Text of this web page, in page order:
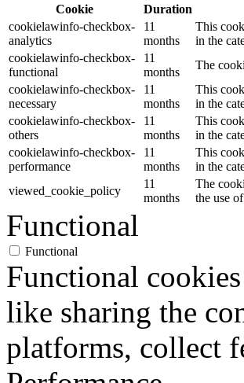
Cookie
Duration
cookielawinfo-checkbox-
analytics
11
months
This
in the
cookielawinfo-checkbox-
functional
11
months
The
cookielawinfo-checkbox-
necessary
11
months
This
in the
cookielawinfo-checkbox-
others
11
months
This
in the
cookielawinfo-checkbox-
performance
11
months
This
in the
viewed_cookie_policy
11
months
The
the use
Functional
Functional
Functional
like sharing the
platforms, collect